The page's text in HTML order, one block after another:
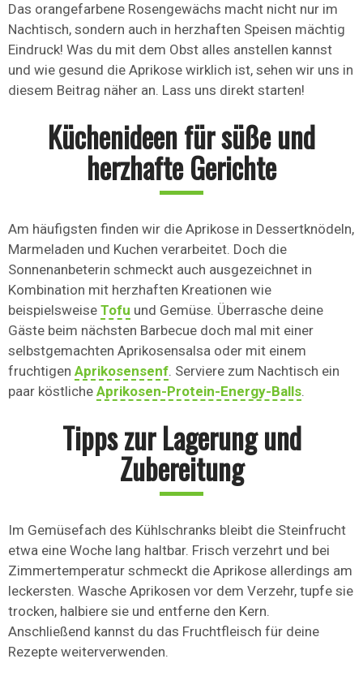
Das orangefarbene Rosengewächs macht nicht nur im
Nachtisch, sondern auch in herzhaften Speisen mächtig
Eindruck! Was du mit dem Obst alles anstellen kannst
und wie gesund die Aprikose wirklich ist, sehen wir uns in
diesem Beitrag näher an. Lass uns direkt starten!
Küchenideen für süße und
herzhafte Gerichte
Am häufigsten finden wir die Aprikose in Dessertknödeln,
Marmeladen und Kuchen verarbeitet. Doch die
Sonnenanbeterin schmeckt auch ausgezeichnet in
Kombination mit herzhaften Kreationen wie
beispielsweise Tofu und Gemüse. Überrasche deine
Gäste beim nächsten Barbecue doch mal mit einer
selbstgemachten Aprikosensalsa oder mit einem
fruchtigen Aprikosensenf. Serviere zum Nachtisch ein
paar köstliche Aprikosen-Protein-Energy-Balls.
Tipps zur Lagerung und
Zubereitung
Im Gemüsefach des Kühlschranks bleibt die Steinfrucht
etwa eine Woche lang haltbar. Frisch verzehrt und bei
Zimmertemperatur schmeckt die Aprikose allerdings am
leckersten. Wasche Aprikosen vor dem Verzehr, tupfe sie
trocken, halbiere sie und entferne den Kern.
Anschließend kannst du das Fruchtfleisch für deine
Rezepte weiterverwenden.